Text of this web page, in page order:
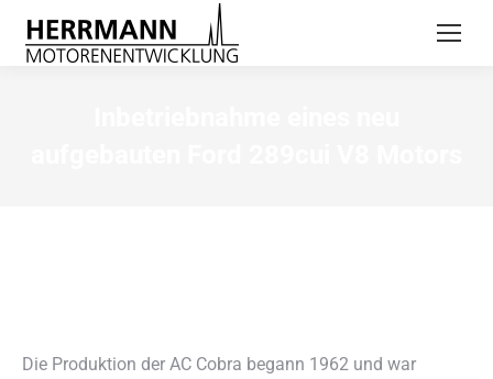
Die Produktion der AC Cobra begann 1962 und war